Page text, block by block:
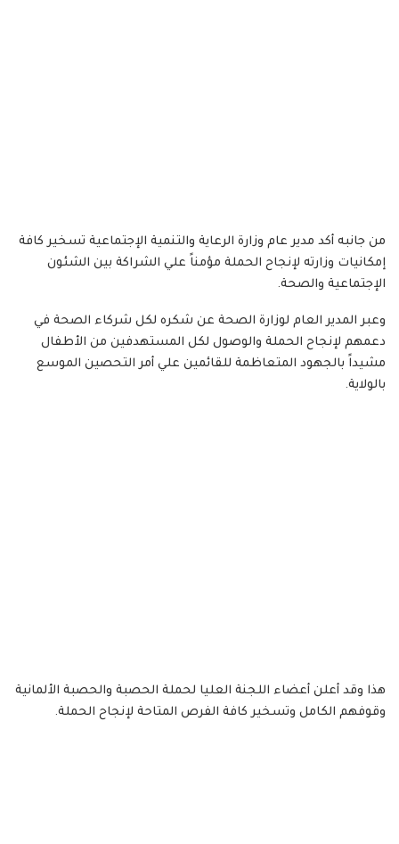
من جانبه أكد مدير عام وزارة الرعاية والتنمية الإجتماعية تسخير كافة
إمكانيات وزارته لإنجاح الحملة مؤمناً علي الشراكة بين الشئون
الإجتماعية والصحة.
وعبر المدير العام لوزارة الصحة عن شكره لكل شركاء الصحة في
دعمهم لإنجاح الحملة والوصول لكل المستهدفين من الأطفال
مشيداً بالجهود المتعاظمة للقائمين علي أمر التحصين الموسع
بالولاية.
هذا وقد أعلن أعضاء اللجنة العليا لحملة الحصبة والحصبة الألمانية
وقوفهم الكامل وتسخير كافة الفرص المتاحة لإنجاح الحملة.